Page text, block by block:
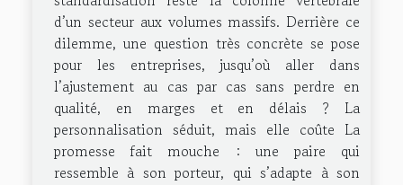
d’un secteur aux volumes massifs. Derrière ce
dilemme, une question très concrète se pose
pour les entreprises, jusqu’où aller dans
l’ajustement au cas par cas sans perdre en
qualité, en marges et en délais ? La
personnalisation séduit, mais elle coûte La
promesse fait mouche : une paire qui
ressemble à son porteur, qui s’adapte à son